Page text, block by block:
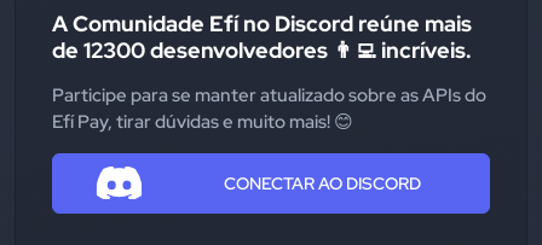
A Comunidade Efí no Discord reúne mais
de 12300 desenvolvedores 👨‍💻 incríveis.
Participe para se manter atualizado sobre as APIs do
Efí Pay, tirar dúvidas e muito mais! 😊
CONECTAR AO DISCORD